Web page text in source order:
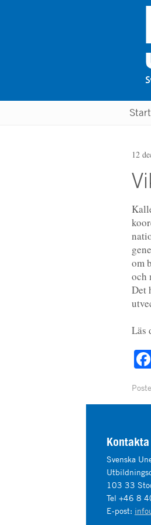
Start
12
om
och
Det
Läs
Svenska
103 33
Tel +46 8
E-post: